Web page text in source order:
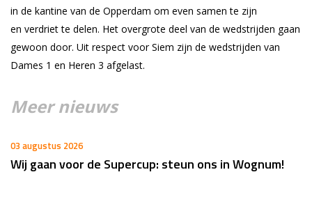
in de kantine van de Opperdam om even samen te zijn
en verdriet te delen. Het overgrote deel van de wedstrijden gaan
gewoon door. Uit respect voor Siem zijn de wedstrijden van
Dames 1 en Heren 3 afgelast.
Meer nieuws
03 augustus 2026
Wij gaan voor de Supercup: steun ons in Wognum!